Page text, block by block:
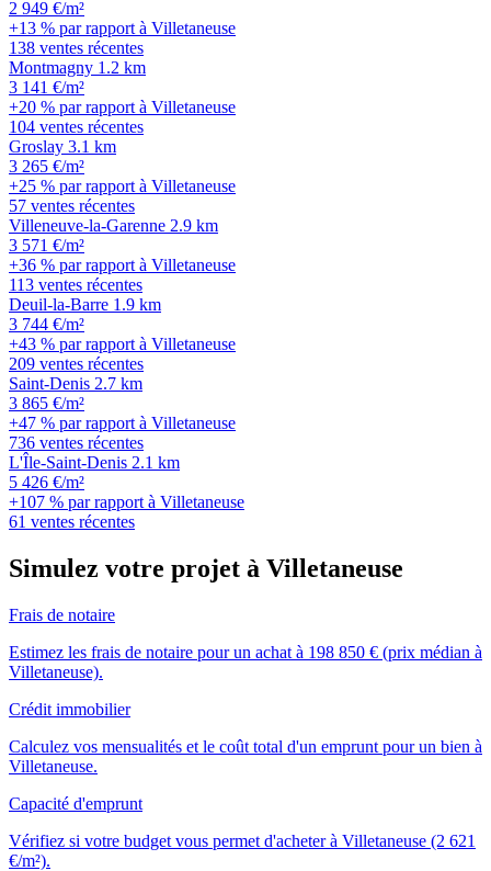
2 949 €/m²
+13 % par rapport à Villetaneuse
138 ventes récentes
Montmagny 1.2 km
3 141 €/m²
+20 % par rapport à Villetaneuse
104 ventes récentes
Groslay 3.1 km
3 265 €/m²
+25 % par rapport à Villetaneuse
57 ventes récentes
Villeneuve-la-Garenne 2.9 km
3 571 €/m²
+36 % par rapport à Villetaneuse
113 ventes récentes
Deuil-la-Barre 1.9 km
3 744 €/m²
+43 % par rapport à Villetaneuse
209 ventes récentes
Saint-Denis 2.7 km
3 865 €/m²
+47 % par rapport à Villetaneuse
736 ventes récentes
L'Île-Saint-Denis 2.1 km
5 426 €/m²
+107 % par rapport à Villetaneuse
61 ventes récentes
Simulez votre projet à Villetaneuse
Frais de notaire
Estimez les frais de notaire pour un achat à 198 850 € (prix médian à
Villetaneuse).
Crédit immobilier
Calculez vos mensualités et le coût total d'un emprunt pour un bien à
Villetaneuse.
Capacité d'emprunt
Vérifiez si votre budget vous permet d'acheter à Villetaneuse (2 621
€/m²).